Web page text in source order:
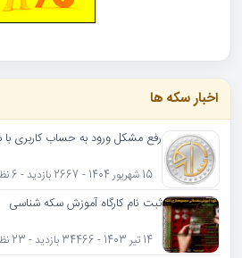
اخبار سکه ها
رفع مشکل ورود به حساب کاربری با
15 شهریور 1404 - 2667 بازدید - 6 نظر
ثبت نام کارگاه آموزش سکه شناسی
14 تیر 1403 - 34466 بازدید - 23 نظر